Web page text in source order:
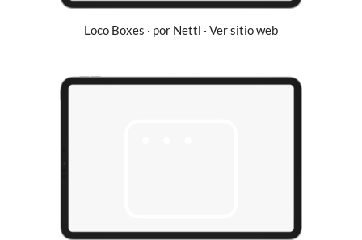
Loco Boxes · por Nettl · Ver sitio web